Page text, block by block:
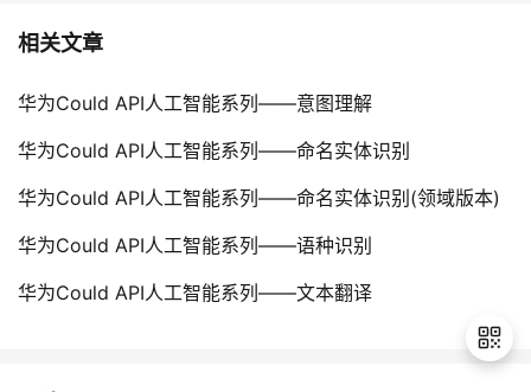
相关文章
华为Could API人工智能系列——意图理解
华为Could API人工智能系列——命名实体识别
华为Could API人工智能系列——命名实体识别(领域版本)
华为Could API人工智能系列——语种识别
华为Could API人工智能系列——文本翻译